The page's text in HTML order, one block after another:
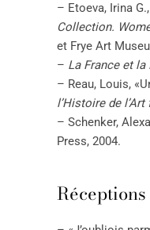
– Etoeva, Irina
Collection.
et Frye Art
– La France et
– Reau, Louis,
l’Histoire de
– Schenker,
Press, 2004.
Réceptions